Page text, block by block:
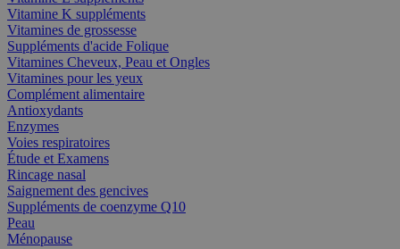
Vitamine K suppléments
Vitamines de grossesse
Suppléments d'acide Folique
Vitamines Cheveux, Peau et Ongles
Vitamines pour les yeux
Complément alimentaire
Antioxydants
Enzymes
Voies respiratoires
Étude et Examens
Rincage nasal
Saignement des gencives
Suppléments de coenzyme Q10
Peau
Ménopause